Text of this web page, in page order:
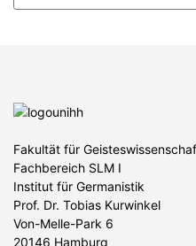
Fakultät für
Fachbereich SLM I
Institut für Germanistik
Prof. Dr. Tobias Kurwinkel
Von-Melle-Park 6
20146 Hamburg